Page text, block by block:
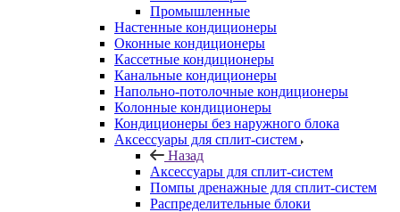
Промышленные
Настенные кондиционеры
Оконные кондиционеры
Кассетные кондиционеры
Канальные кондиционеры
Напольно-потолочные кондиционеры
Колонные кондиционеры
Кондиционеры без наружного блока
Аксессуары для сплит-систем
Назад
Аксессуары для сплит-систем
Помпы дренажные для сплит-систем
Распределительные блоки